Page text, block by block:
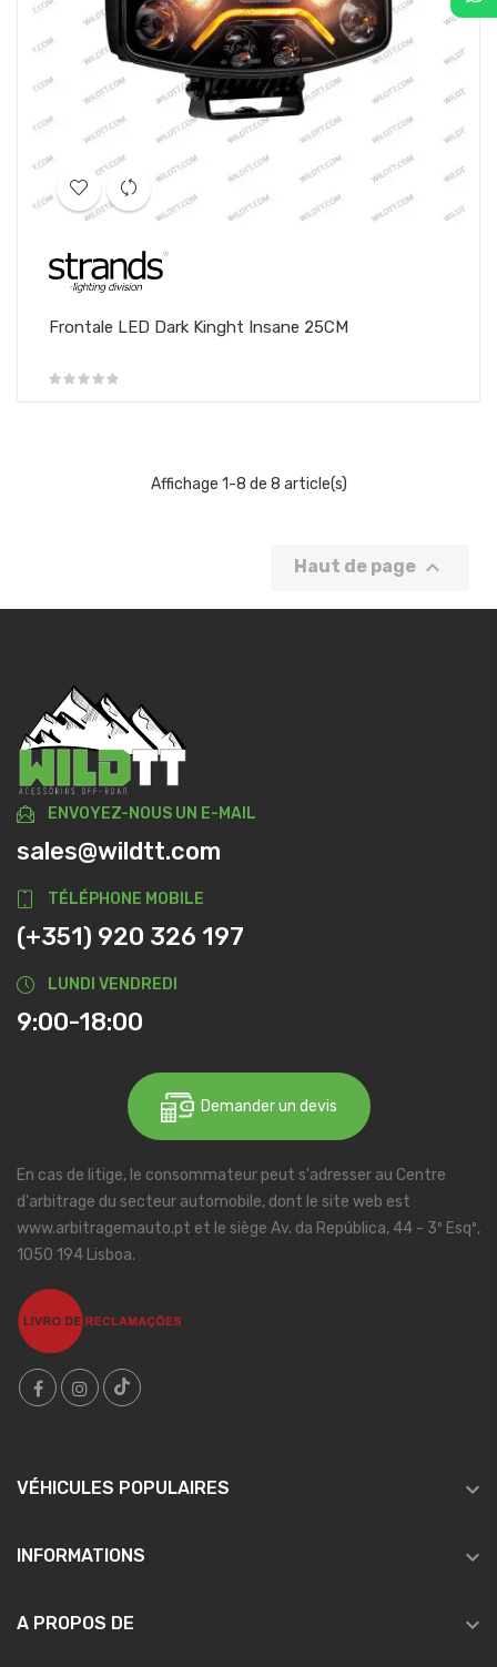
Frontale LED Dark Kinght Insane 25CM
Affichage 1-8 de 8 article(s)
Haut de page 
ENVOYEZ-NOUS UN E-MAIL
sales@wildtt.com
TÉLÉPHONE MOBILE
(+351) 920 326 197
LUNDI VENDREDI
9:00-18:00
Demander un devis
En cas de litige, le consommateur peut s'adresser au Centre
d'arbitrage du secteur automobile, dont le site web est
www.arbitragemauto.pt et le siège Av. da República, 44 - 3º Esqº,
1050 194 Lisboa.
VÉHICULES POPULAIRES 
INFORMATIONS 
A PROPOS DE 